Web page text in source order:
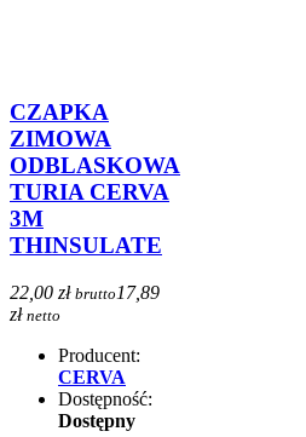
CZAPKA
ZIMOWA
ODBLASKOWA
TURIA CERVA
3M
THINSULATE
22,00 zł brutto 17,89
zł netto
Producent:
CERVA
Dostępność:
Dostępny